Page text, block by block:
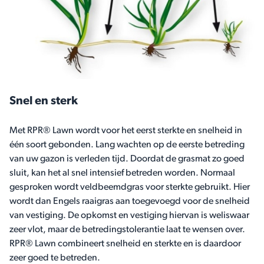
Snel en sterk
Met RPR® Lawn wordt voor het eerst sterkte en snelheid in
één soort gebonden. Lang wachten op de eerste betreding
van uw gazon is verleden tijd. Doordat de grasmat zo goed
sluit, kan het al snel intensief betreden worden. Normaal
gesproken wordt veldbeemdgras voor sterkte gebruikt. Hier
wordt dan Engels raaigras aan toegevoegd voor de snelheid
van vestiging. De opkomst en vestiging hiervan is weliswaar
zeer vlot, maar de betredingstolerantie laat te wensen over.
RPR® Lawn combineert snelheid en sterkte en is daardoor
zeer goed te betreden.